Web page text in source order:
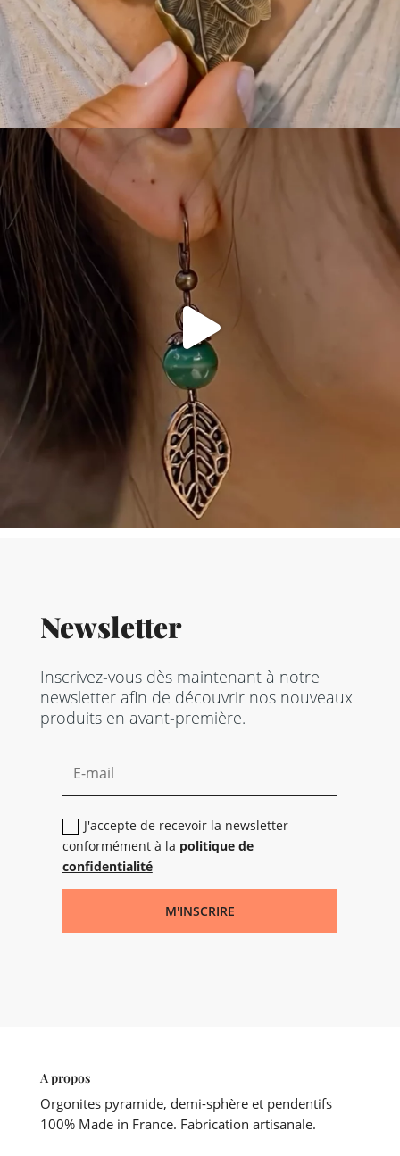
Newsletter
Inscrivez-vous dès maintenant à notre
newsletter afin de découvrir nos nouveaux
produits en avant-première.
J'accepte de recevoir la newsletter
conformément à la politique de
confidentialité
M'INSCRIRE
A propos
Orgonites pyramide, demi-sphère et pendentifs
100% Made in France. Fabrication artisanale.